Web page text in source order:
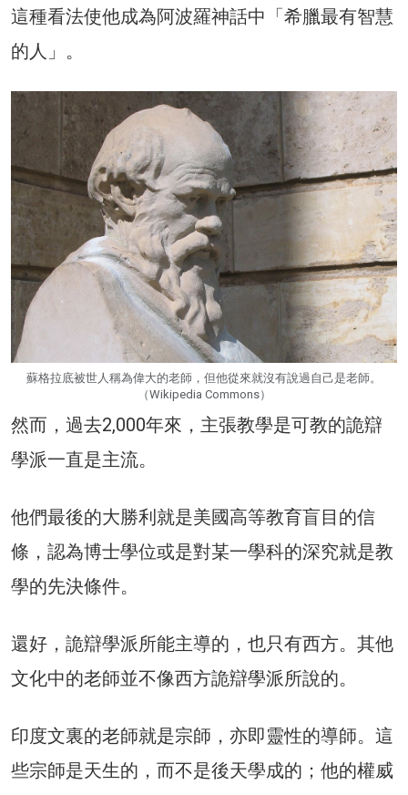
這種看法使他成為阿波羅神話中「希臘最有智慧
的人」。
蘇格拉底被世人稱為偉大的老師，但他從來就沒有說過自己是老師。
（Wikipedia Commons）
然而，過去2,000年來，主張教學是可教的詭辯
學派一直是主流。
他們最後的大勝利就是美國高等教育盲目的信
條，認為博士學位或是對某一學科的深究就是教
學的先決條件。
還好，詭辯學派所能主導的，也只有西方。其他
文化中的老師並不像西方詭辯學派所說的。
印度文裏的老師就是宗師，亦即靈性的導師。這
些宗師是天生的，而不是後天學成的；他的權威